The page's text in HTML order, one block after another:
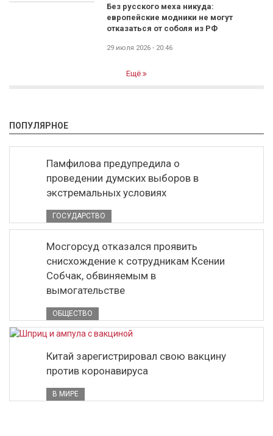
Без русского меха никуда:
европейские модники не могут
отказаться от соболя из РФ
29 июля 2026 - 20:46
Ещё
ПОПУЛЯРНОЕ
Памфилова предупредила о
проведении думских выборов в
экстремальных условиях
ГОСУДАРСТВО
Мосгорсуд отказался проявить
снисхождение к сотрудникам Ксении
Собчак, обвиняемым в
вымогательстве
ОБЩЕСТВО
Китай зарегистрировал свою вакцину
против коронавируса
В МИРЕ